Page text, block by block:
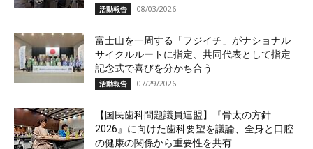
活動報告 08/03/2026
富士山を一周する「フジイチ」がナショナル
サイクルルートに指定、共同代表として指定
記念式で喜びを分かち合う
活動報告 07/29/2026
【国民歯科問題議員連盟】『骨太の方針
2026』に向けた歯科要望を議論、全身と口腔
の健康の関係から重要性を共有